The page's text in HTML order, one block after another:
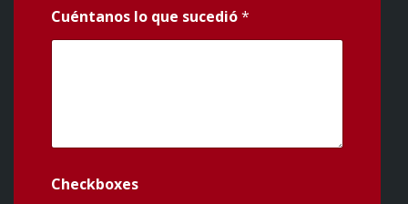
Cuéntanos lo que sucedió*
Checkboxes